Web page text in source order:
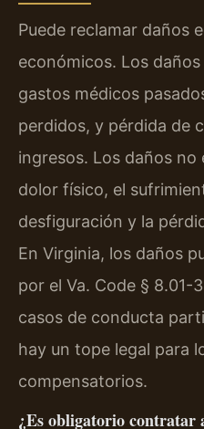
Puede reclamar daños
económicos. Los
gastos médicos
perdidos, y pérdida de
ingresos. Los daños
dolor físico, el
desfiguración y la
En Virginia, los daños
por el Va. Code § 8.01-
casos de conducta
hay un tope legal para
compensatorios.
¿Es obligatorio contratar